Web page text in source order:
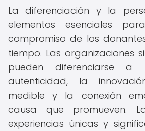
La diferenciación y la
elementos esenciales
compromiso de los
tiempo. Las organizaciones
pueden diferenciarse
autenticidad, la
medible y la conexión
causa que promueven.
experiencias únicas y